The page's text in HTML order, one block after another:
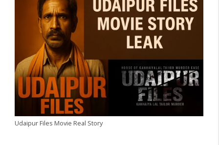
Udaipur Files Movie Real Story